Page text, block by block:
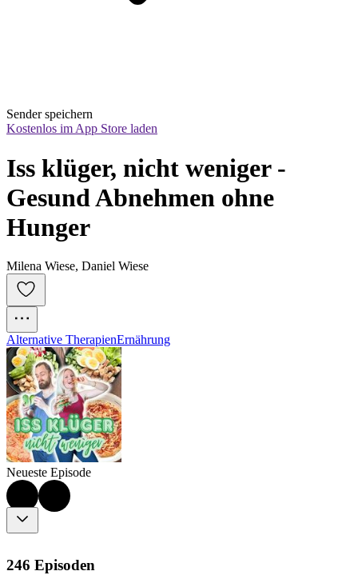
Sender speichern
Kostenlos im App Store laden
Iss klüger, nicht weniger -
Gesund Abnehmen ohne
Hunger
Milena Wiese, Daniel Wiese
Alternative TherapienErnährung
Neueste Episode
246 Episoden